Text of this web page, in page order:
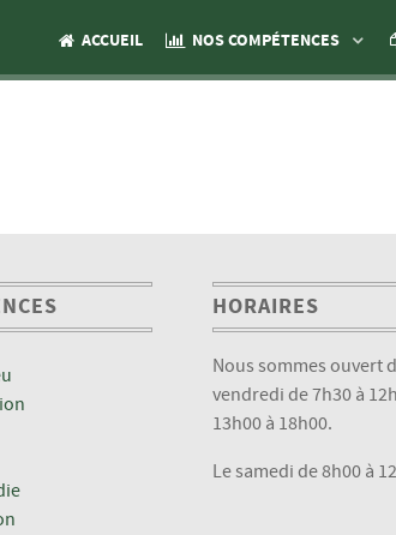
ACCUEIL NOS COMPÉTENCES
HORAIRES
Nous sommes ouvert
vendredi de 7h30 à
13h00 à 18h00.
Le samedi de 8h00 à